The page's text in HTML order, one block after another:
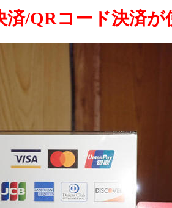
済/QRコード決済が